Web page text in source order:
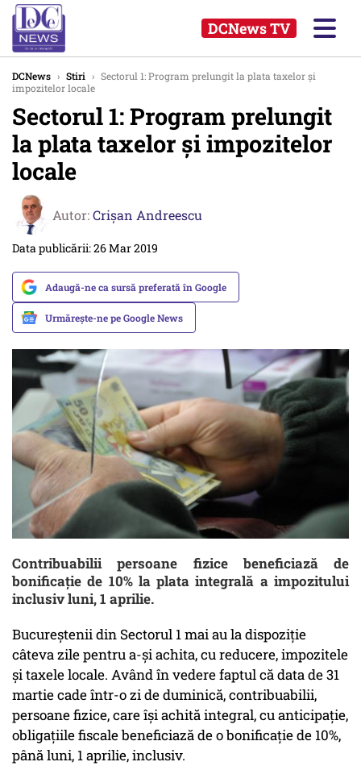
DCNews TV
DCNews › Stiri › Sectorul 1: Program prelungit la plata taxelor și
impozitelor locale
Sectorul 1: Program prelungit
la plata taxelor și impozitelor
locale
Autor:Crişan Andreescu
Data publicării: 26 Mar 2019
Adaugă-ne ca sursă preferată în Google
Urmărește-ne pe Google News
Contribuabilii persoane fizice beneficiază de
bonificație de 10% la plata integrală a impozitului
inclusiv luni, 1 aprilie.
Bucureștenii din Sectorul 1 mai au la dispoziție
câteva zile pentru a-și achita, cu reducere, impozitele
și taxele locale. Având în vedere faptul că data de 31
martie cade într-o zi de duminică, contribuabilii,
persoane fizice, care își achită integral, cu anticipație,
obligațiile fiscale beneficiază de o bonificație de 10%,
până luni, 1 aprilie, inclusiv.